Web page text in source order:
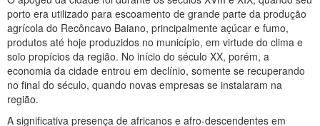
porto era utilizado para escoamento de grande parte da produção
agrícola do Recôncavo Baiano, principalmente açúcar e fumo,
produtos até hoje produzidos no município, em virtude do clima e
solo propícios da região. No início do século XX, porém, a
economia da cidade entrou em declínio, somente se recuperando
no final do século, quando novas empresas se instalaram na
região.
A significativa presença de africanos e afro-descendentes em